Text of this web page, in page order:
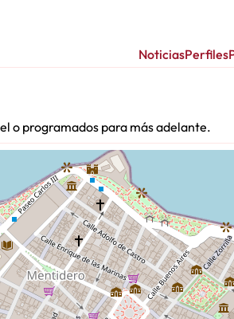
NoticiasPerfiles
o programados para más adelante.